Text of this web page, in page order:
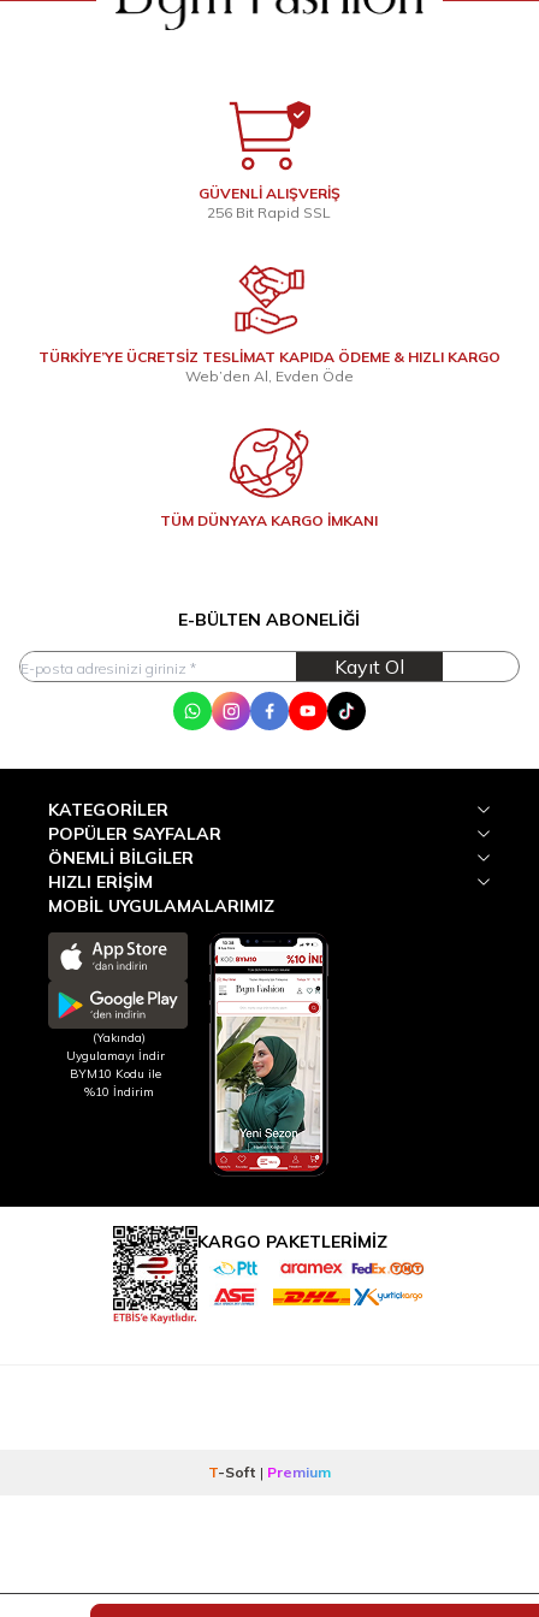
GÜVENLİ ALIŞVERİŞ
256 Bit Rapid SSL
TÜRKİYE’YE ÜCRETSİZ TESLİMAT KAPIDA ÖDEME & HIZLI KARGO
Web’den Al, Evden Öde
TÜM DÜNYAYA KARGO İMKANI
E-BÜLTEN ABONELIĞI
Kayıt Ol
WhatsApp
InstagramFacebook
YoutubeTik Tok
KATEGORILER
POPÜLER SAYFALAR
ÖNEMLI BILGILER
HIZLI ERIŞIM
MOBİL UYGULAMALARIMIZ
(Yakında)
Uygulamayı İndir
BYM10 Kodu ile
%10 İndirim
KARGO PAKETLERİMİZ
T-Soft | Premium